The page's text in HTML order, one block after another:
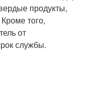
продукты,
того,
от
службы.